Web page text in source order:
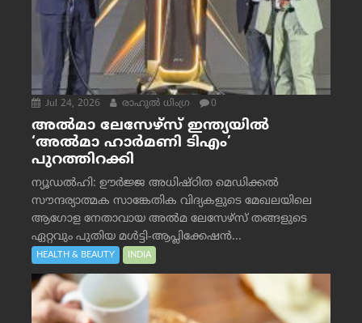
Jul 24, 2026 രാഹുല്‍ ധിംഗ്ര 0
അൽമാ ലേസേഴ്സ് ഇന്ത്യയിൽ
‘അൽമാ ഹാർമണി ടിഎം’
പുറത്തിറക്കി
ന്യൂഡൽഹി: ഊർജ്ജ അധിഷ്ഠിത മെഡിക്കൽ
സൗന്ദര്യാത്മക സാങ്കേതിക വിദ്യകളുടെ മേഖലയിലെ
ആഗോള നേതാവായ അൽമ ലേസേഴ്സ് തങ്ങളുടെ
ഏറ്റവും പുതിയ മൾട്ടി-ആപ്ലിക്കേഷൻ...
HEALTH & BEAUTY INDIA